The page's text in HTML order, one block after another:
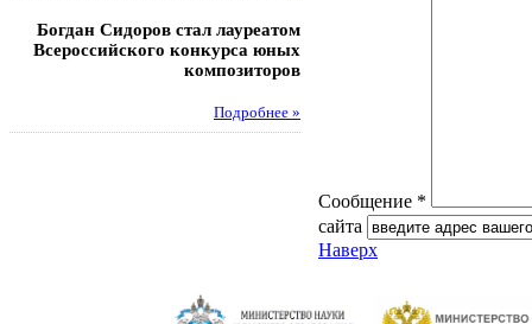
Богдан Сидоров стал лауреатом
Всероссийского конкурса юных
композиторов
Подробнее »
Сообщение *
сайта
Наверх